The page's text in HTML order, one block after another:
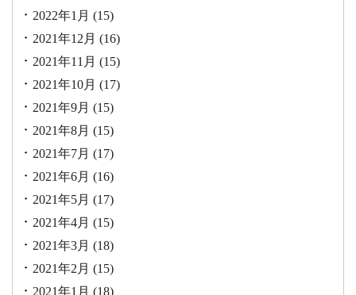
2022年1月 (15)
2021年12月 (16)
2021年11月 (15)
2021年10月 (17)
2021年9月 (15)
2021年8月 (15)
2021年7月 (17)
2021年6月 (16)
2021年5月 (17)
2021年4月 (15)
2021年3月 (18)
2021年2月 (15)
2021年1月 (18)